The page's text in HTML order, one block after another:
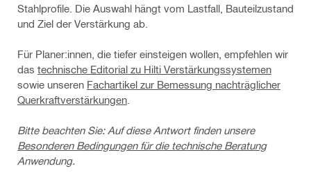
Stahlprofile. Die Auswahl hängt vom Lastfall, Bauteilzustand
und Ziel der Verstärkung ab.
Für Planer:innen, die tiefer einsteigen wollen, empfehlen wir
das technische Editorial zu Hilti Verstärkungssystemen
sowie unseren Fachartikel zur Bemessung nachträglicher
Querkraftverstärkungen
Bitte beachten Sie: Auf diese Antwort finden unsere
Besonderen Bedingungen für die technische Beratung
Anwendung.